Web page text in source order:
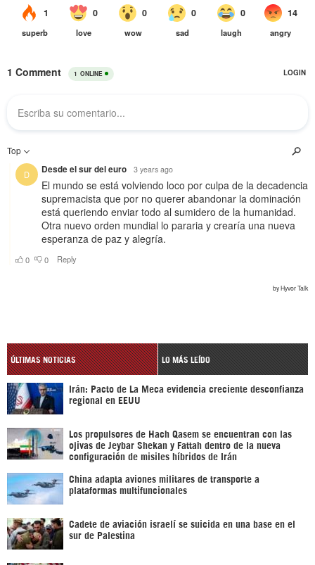
ÚLTIMAS NOTICIAS LO MÁS LEÍDO
Irán: Pacto de La Meca evidencia creciente desconfianza
regional en EEUU
Los propulsores de Hach Qasem se encuentran con las
ojivas de Jeybar Shekan y Fattah dentro de la nueva
configuración de misiles híbridos de Irán
China adapta aviones militares de transporte a
plataformas multifuncionales
Cadete de aviación israelí se suicida en una base en el
sur de Palestina